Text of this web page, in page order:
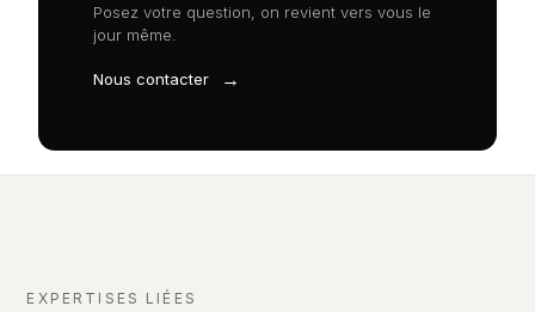
Posez votre question, on revient vers vous le
jour même.
Nous contacter →
EXPERTISES LIÉES